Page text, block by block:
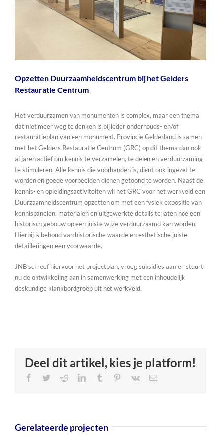
Opzetten Duurzaamheidscentrum bij het Gelders
Restauratie Centrum
Het verduurzamen van monumenten is complex, maar een thema
dat niet meer weg te denken is bij ieder onderhouds- en/of
restauratieplan van een monument. Provincie Gelderland is samen
met het Gelders Restauratie Centrum (GRC) op dit thema dan ook
al jaren actief om kennis te verzamelen, te delen en verduurzaming
te stimuleren. Alle kennis die voorhanden is, dient ook ingezet te
worden en goede voorbeelden dienen getoond te worden. Naast de
kennis- en opleidingsactiviteiten wil het GRC voor het werkveld een
Duurzaamheidscentrum opzetten om met een fysiek expositie van
kennispanelen, materialen en uitgewerkte details te laten hoe een
historisch gebouw op een juiste wijze verduurzaamd kan worden.
Hierbij is behoud van historische waarde en esthetische juiste
detailleringen een voorwaarde.
JNB schreef hiervoor het projectplan, vroeg subsidies aan en stuurt
nu de ontwikkeling aan in samenwerking met een inhoudelijk
deskundige klankbordgroep uit het werkveld.
Deel dit artikel, kies je platform!
Facebook
TwitterRedditLinkedInTumblr Pinterest
Vk
E-
Gerelateerde projecten